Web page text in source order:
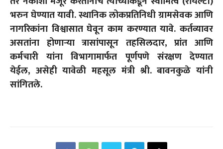
भरुन घेण्यात यावी. स्थानिक लोकप्रतिनिधी ग्रामसेवक आणि
नागरिकांना विश्वासात घेवून काम करण्यात यावे. कर्तव्यावर
असतांना होणाऱ्या त्रासांपासून तहसिलदार,प्रांत आणि
कर्मचारी यांना विभागामार्फत पूर्णपणे संरक्षण देण्यात
येईल, असेही यावेळी महसूल मंत्री श्री. बावनकुळे यांनी
सांगितले.